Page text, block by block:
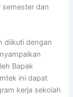
semester dan
diikuti dengan
Bapak
ini dapat
kerja sekolah